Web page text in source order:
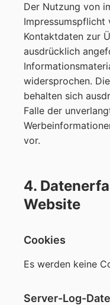
Der Nutzung von
Kontaktdaten zur
ausdrücklich
widersprochen.
behalten sich
Falle der
vor.
4.
Website
Cookies
Es werden keine
Server-Log-